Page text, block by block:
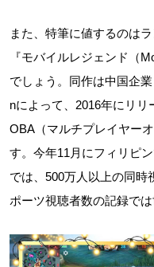
また、特筆に値するのは
『モバイルレジェンド（
でしょう。同作は中国企
nによって、2016年にリ
OBA（マルチプレイヤー
す。今年11月にフィリピ
では、500万人以上の同時
ポーツ視聴者数の記録で